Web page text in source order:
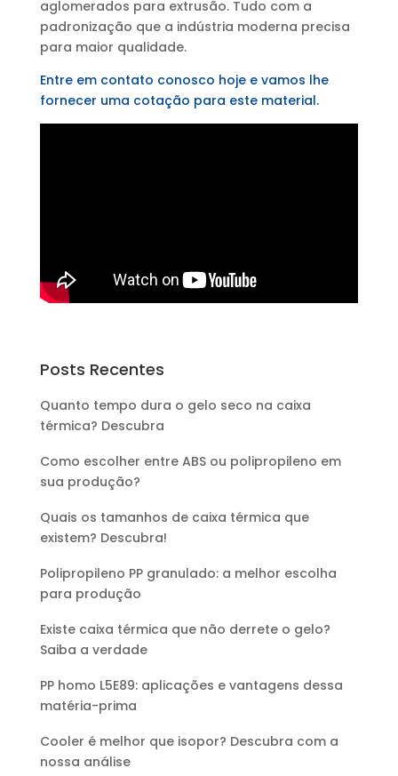
aglomerados para extrusão. Tudo com a
padronização que a indústria moderna precisa
para maior qualidade.
Entre em contato conosco hoje e vamos lhe
fornecer uma cotação para este material.
Posts Recentes
Quanto tempo dura o gelo seco na caixa
térmica? Descubra
Como escolher entre ABS ou polipropileno em
sua produção?
Quais os tamanhos de caixa térmica que
existem? Descubra!
Polipropileno PP granulado: a melhor escolha
para produção
Existe caixa térmica que não derrete o gelo?
Saiba a verdade
PP homo L5E89: aplicações e vantagens dessa
matéria-prima
Cooler é melhor que isopor? Descubra com a
nossa análise